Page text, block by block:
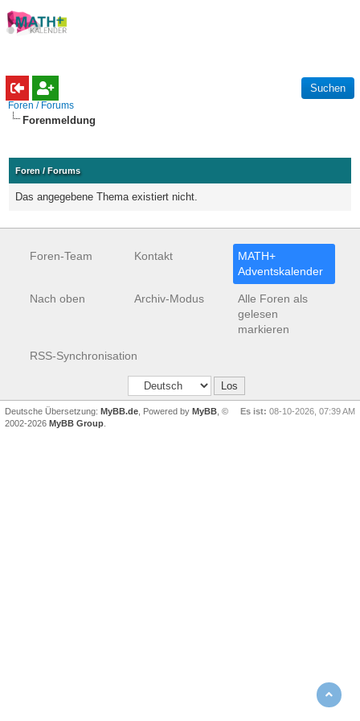
Foren / Forums
Forenmeldung
Foren / Forums
Das angegebene Thema existiert nicht.
Foren-Team Kontakt
MATH+
Adventskalender
Nach oben Archiv-Modus
Alle Foren als
gelesen
markieren
RSS-Synchronisation
Es ist: 08-10-2026, 07:39 AM
Deutsche Übersetzung: MyBB.de , Powered by MyBB , ©
2002-2026 MyBB Group